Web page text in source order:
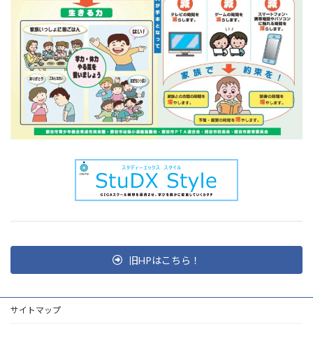
旧HPはこちら！
サイトマップ